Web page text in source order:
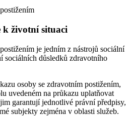
životní situaci
je jedním z nástrojů sociální
sociálních důsledků zdravotního
osoby se zdravotním postižením,
uvedeném na průkazu uplatňovat
garantují jednotlivé právní předpisy,
subjekty zejména v oblasti služeb.